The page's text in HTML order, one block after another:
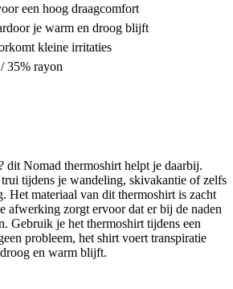
een hoog draagcomfort
je warm en droog blijft
kleine irritaties
35% rayon
dit Nomad thermoshirt helpt je daarbij.
tijdens je wandeling, skivakantie of zelfs
Het materiaal van dit thermoshirt is zacht
afwerking zorgt ervoor dat er bij de naden
Gebruik je het thermoshirt tijdens een
probleem, het shirt voert transpiratie
en warm blijft.